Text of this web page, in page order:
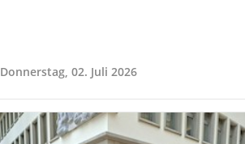
Donnerstag, 02. Juli 2026